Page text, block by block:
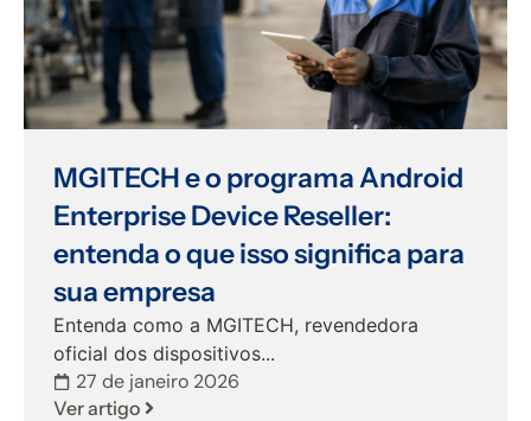
MGITECH e o programa Android
Enterprise Device Reseller:
entenda o que isso significa para
sua empresa
Entenda como a MGITECH, revendedora
oficial dos dispositivos...
27 de janeiro 2026
Ver artigo